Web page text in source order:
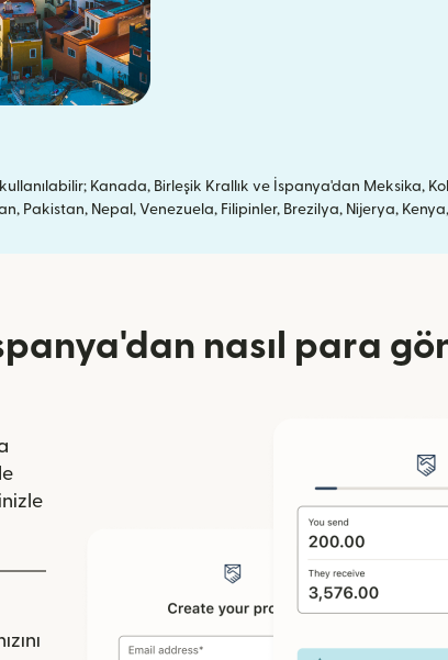
Kanada, Birleşik Krallık ve İspanya'dan Meksika,
Pakistan, Nepal, Venezuela, Filipinler, Brezilya, Nijerya,
nasıl para
açılır)